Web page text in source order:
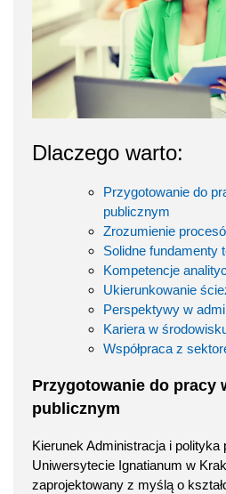
Dlaczego warto:
Przygotowanie do
publicznym
Zrozumienie
Solidne fundamenty
Kompetencje
Ukierunkowanie
Perspektywy w
Kariera w
Współpraca z
Przygotowanie do pracy
publicznym
Kierunek Administracja i polityka
Uniwersytecie Ignatianum w
zaprojektowany z myślą o